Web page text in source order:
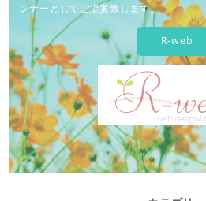
ンナーとしてご提案致します。
R-web